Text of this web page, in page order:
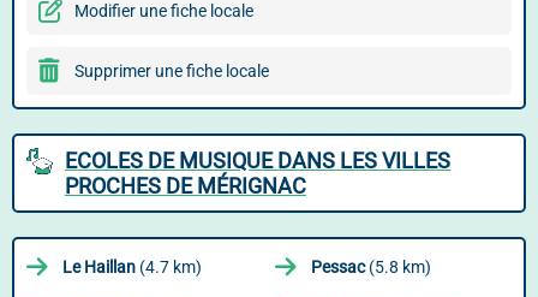
Modifier une fiche locale
Supprimer une fiche locale
ECOLES DE MUSIQUE DANS LES VILLES
PROCHES DE MÉRIGNAC
Le Haillan (4.7 km) Pessac(5.8 km)